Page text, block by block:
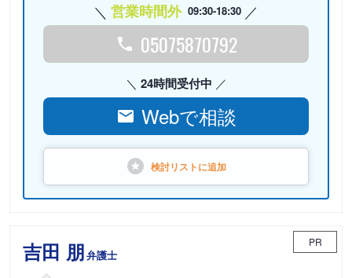
営業時間外 09:30-18:30
05075870792
24時間受付中
Webで相談
検討リストに追加
吉田 朋弁護士
PR